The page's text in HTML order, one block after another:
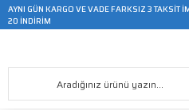
AYNI GÜN KARGO VE VADE FARKSIZ 3
20 İNDİRİM